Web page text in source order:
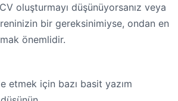
oluşturmayı düşünüyorsanız veya
bir gereksinimiyse, ondan en
önemlidir.
etmek için bazı basit yazım